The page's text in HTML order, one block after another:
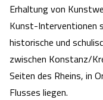
Erhaltung von
Kunst-Interventionen
historische und
zwischen Konstanz/
Seiten des Rheins, in
Flusses liegen.